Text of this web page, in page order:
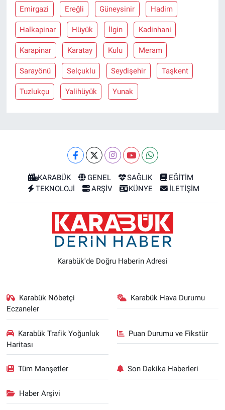
Emirgazi Ereğli Güneysinir Hadim
Halkapinar Hüyük İlgin Kadinhani
Karapinar Karatay Kulu Meram
Sarayönü Selçuklu Seydişehir Taşkent
Tuzlukçu Yalihüyük Yunak
KARABÜK GENEL SAĞLIK
EĞİTİM
TEKNOLOJİ
ARŞİV KÜNYE İLETİŞİM
Karabük'de Doğru Haberin Adresi
Karabük Nöbetçi
Eczaneler
Karabük Hava Durumu
Karabük Trafik Yoğunluk
Haritası
Puan Durumu ve Fikstür
Tüm Manşetler Son Dakika Haberleri
Haber Arşivi